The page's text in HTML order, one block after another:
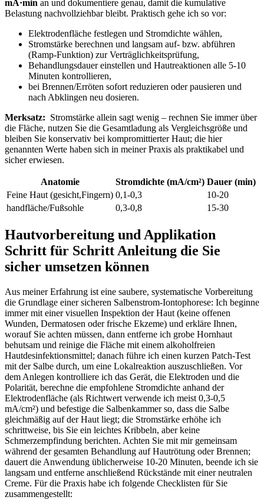
⁢mA·min an und dokumentiere genau, damit die kumulative
Belastung nachvollziehbar bleibt.⁢ Praktisch gehe ich ⁤so vor:⁤
Elektrodenfläche⁤ festlegen und Stromdichte ​wählen,
Stromstärke⁢ berechnen und langsam auf- ‍bzw. abführen
(Ramp-Funktion) zur ⁣Verträglichkeitsprüfung,
Behandlungsdauer einstellen ​und Hautreaktionen⁢ alle 5-10
⁣Minuten⁢ kontrollieren,
bei Brennen/Erröten ⁤sofort reduzieren oder pausieren und
nach Abklingen neu dosieren.
Merksatz: ⁤ Stromstärke allein sagt⁣ wenig – ‍rechnen Sie immer ​über
die Fläche, nutzen Sie​ die Gesamtladung als Vergleichsgröße⁣ und
bleiben ‍Sie konservativ bei​ kompromittierter Haut; ‌die hier⁢
genannten Werte haben‍ sich in ‌meiner Praxis als praktikabel und
sicher erwiesen. ⁣
Anatomie Stromdichte (mA/cm²) Dauer⁢ (min)
Feine⁢ Haut ​(gesicht,Fingern) 0,1-0,3
10-20
handfläche/Fußsohle
0,3-0,8 15-30
Hautvorbereitung und Applikation
Schritt‍ für Schritt Anleitung ​die Sie
sicher umsetzen können
Aus ⁤meiner Erfahrung ist eine saubere, systematische ​Vorbereitung
die Grundlage ⁤einer sicheren Salbenstrom‑Iontophorese: Ich beginne
‍immer mit einer visuellen​ Inspektion der Haut (keine offenen
Wunden,⁣ Dermatosen oder frische Ekzeme) und erkläre Ihnen,⁤
worauf Sie achten müssen, dann entferne‍ ich grobe Hornhaut
behutsam und reinige die Fläche mit⁢ einem​ alkoholfreien
Hautdesinfektionsmittel; danach führe ich einen kurzen Patch‑Test‌
mit​ der Salbe durch, um eine ​Lokalreaktion auszuschließen. Vor
dem Anlegen kontrolliere ich das Gerät, ⁤die⁢ Elektroden und ⁤die
Polarität, berechne die empfohlene Stromdichte anhand der
Elektrodenfläche (als Richtwert verwende ich meist 0,3-0,5
mA/cm²) und befestige die Salbenkammer so, dass ⁤die Salbe​
gleichmäßig auf der Haut liegt; ⁤die ‌Stromstärke erhöhe ich
schrittweise, bis ‍Sie ​ein leichtes Kribbeln, ‌aber keine
Schmerzempfindung berichten.​ Achten Sie mit mir gemeinsam
während der⁤ gesamten Behandlung auf Hautrötung ⁤oder Brennen;
dauert die⁣ Anwendung ‍üblicherweise 10-20 Minuten, ⁣beende ⁤ich sie
langsam und entferne ​anschließend Rückstände⁢ mit einer neutralen
Creme. ⁢Für die ⁢Praxis habe ich folgende Checklisten ​für⁤ Sie
zusammengestellt: